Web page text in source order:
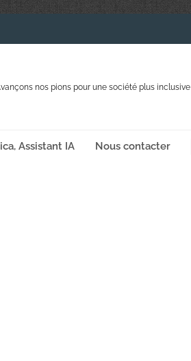
nos pions pour une société plus inclusive
Assistant IA Nous contacter